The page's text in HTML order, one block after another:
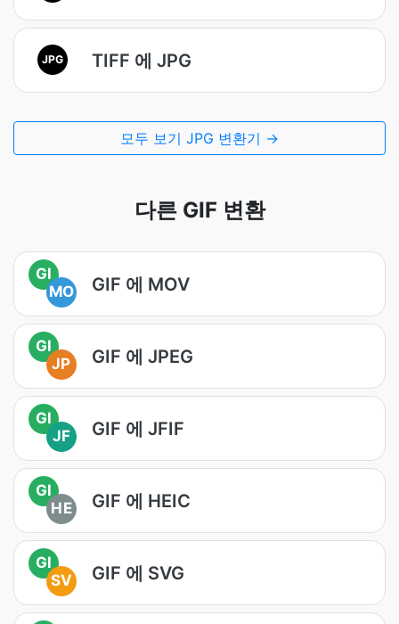
JPG TIFF 에 JPG
모두 보기 JPG 변환기 →
다른 GIF 변환
GI
MO
GIF 에 MOV
GI
JP
GIF 에 JPEG
GI
JF
GIF 에 JFIF
GI
HE
GIF 에 HEIC
GI
SV
GIF 에 SVG